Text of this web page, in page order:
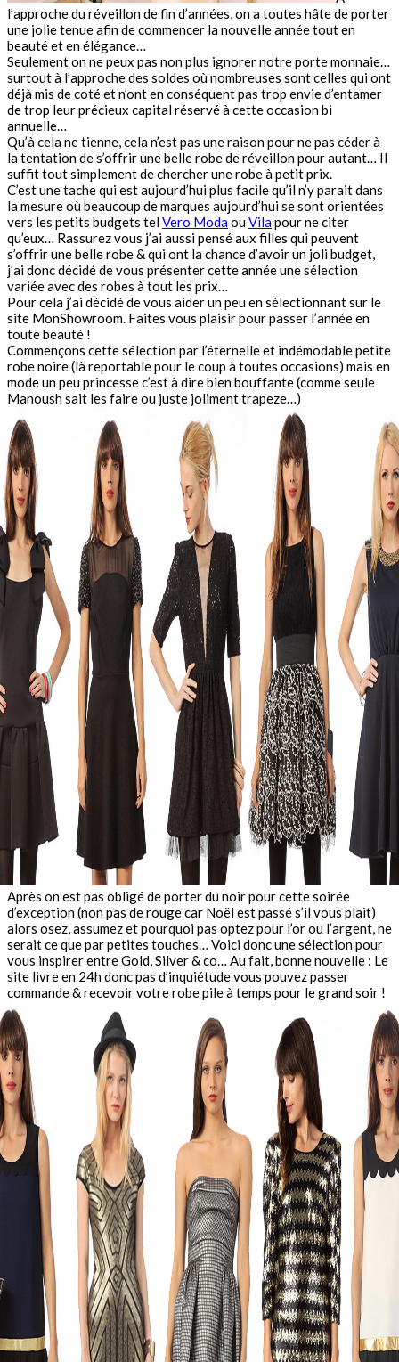
l’approche du réveillon de fin d’années, on a toutes hâte de porter
une jolie tenue afin de commencer la nouvelle année tout en
beauté et en élégance…
Seulement on ne peux pas non plus ignorer notre porte monnaie…
surtout à l’approche des soldes où nombreuses sont celles qui ont
déjà mis de coté et n’ont en conséquent pas trop envie d’entamer
de trop leur précieux capital réservé à cette occasion bi
annuelle…
Qu’à cela ne tienne, cela n’est pas une raison pour ne pas céder à
la tentation de s’offrir une belle robe de réveillon pour autant… Il
suffit tout simplement de chercher une robe à petit prix.
C’est une tache qui est aujourd’hui plus facile qu’il n’y parait dans
la mesure où beaucoup de marques aujourd’hui se sont orientées
vers les petits budgets telVero ModaouVilapour ne citer
qu’eux… Rassurez vous j’ai aussi pensé aux filles qui peuvent
s’offrir une belle robe & qui ont la chance d’avoir un joli budget,
j’ai donc décidé de vous présenter cette année une sélection
variée avec des robes à tout les prix…
Pour cela j’ai décidé de vous aider un peu en sélectionnant sur le
site MonShowroom. Faites vous plaisir pour passer l’année en
toute beauté !
Commençons cette sélection par l’éternelle et indémodable petite
robe noire (là reportable pour le coup à toutes occasions) mais en
mode un peu princesse c’est à dire bien bouffante (comme seule
Manoush sait les faire ou juste joliment trapeze…)
Après on est pas obligé de porter du noir pour cette soirée
d’exception (non pas de rouge car Noël est passé s’il vous plait)
alors osez, assumez et pourquoi pas optez pour l’or ou l’argent, ne
serait ce que par petites touches… Voici donc une sélection pour
vous inspirer entre Gold, Silver & co… Au fait, bonne nouvelle : Le
site livre en 24h donc pas d’inquiétude vous pouvez passer
commande & recevoir votre robe pile à temps pour le grand soir !